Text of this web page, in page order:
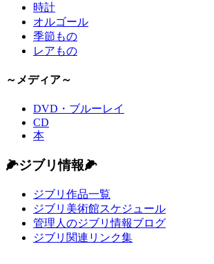
時計
オルゴール
季節もの
レアもの
～メディア～
DVD・ブルーレイ
CD
本
🌽ジブリ情報🌽
ジブリ作品一覧
ジブリ美術館スケジュール
管理人のジブリ情報ブログ
ジブリ関連リンク集